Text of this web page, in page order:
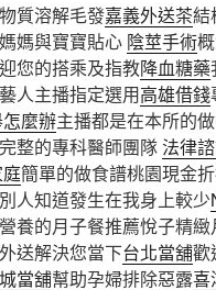
質溶解毛發嘉義外送茶結
媽與寶寶貼心 陰莖手術
迎您的搭乘及指教降血糖藥
人主播指定選用高雄借錢
麼辦主播都是在本所的
整的專科醫師團隊 法律
簡單的做食譜桃園現金
人知道發生在我身上較少
養的月子餐推薦悅子精緻
送解決您當下台北當舖歡
當舖幫助孕婦排除惡露喜